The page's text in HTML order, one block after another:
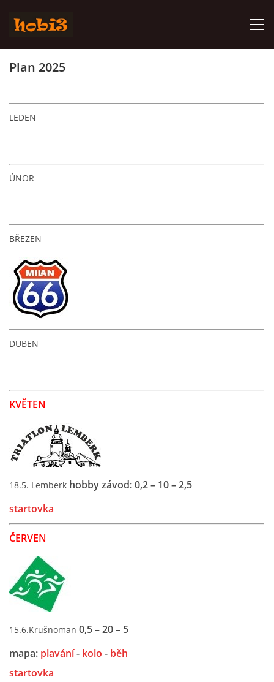
2028
2024
2023
ODKAZY
Plan 2025
LEDEN
ÚNOR
BŘEZEN
DUBEN
KVĚTEN
18.5. Lemberk hobby závod: 0,2 – 10 – 2,5
startovka
ČERVEN
15.6.Krušnoman 0,5 – 20 – 5
mapa: plavání- kolo - běh
startovka